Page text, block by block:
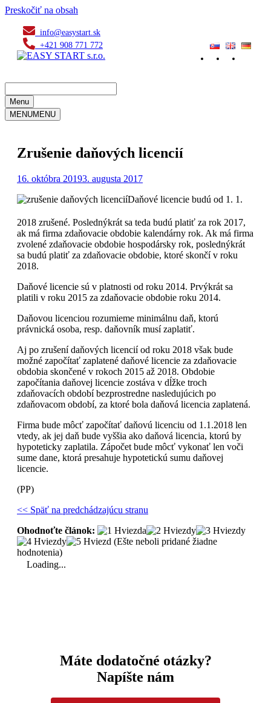
Preskočiť na obsah
info@easystart.sk
+421 908 771 772
Menu
MENUMENU
Zrušenie daňových licencií
16. októbra 20193. augusta 2017
Daňové licencie budú od 1. 1.
2018 zrušené. Poslednýkrát sa teda budú platiť za rok 2017,
ak má firma zdaňovacie obdobie kalendárny rok. Ak má firma
zvolené zdaňovacie obdobie hospodársky rok, poslednýkrát
sa budú platiť za zdaňovacie obdobie, ktoré skončí v roku
2018.
Daňové licencie sú v platnosti od roku 2014. Prvýkrát sa
platili v roku 2015 za zdaňovacie obdobie roku 2014.
Daňovou licenciou rozumieme minimálnu daň, ktorú
právnická osoba, resp. daňovník musí zaplatiť.
Aj po zrušení daňových licencií od roku 2018 však bude
možné započítať zaplatené daňové licencie za zdaňovacie
obdobia skončené v rokoch 2015 až 2018. Obdobie
započítania daňovej licencie zostáva v dĺžke troch
zdaňovacích období bezprostredne nasledujúcich po
zdaňovacom období, za ktoré bola daňová licencia zaplatená.
Firma bude môcť započítať daňovú licenciu od 1.1.2018 len
vtedy, ak jej daň bude vyššia ako daňová licencia, ktorú by
hypoteticky zaplatila. Zápočet bude môcť vykonať len voči
sume dane, ktorá presahuje hypotetickú sumu daňovej
licencie.
(PP)
<< Späť na predchádzajúcu stranu
Ohodnoťte článok:
(Ešte neboli pridané žiadne
hodnotenia)
Loading...
Máte dodatočné otázky?
Napíšte nám